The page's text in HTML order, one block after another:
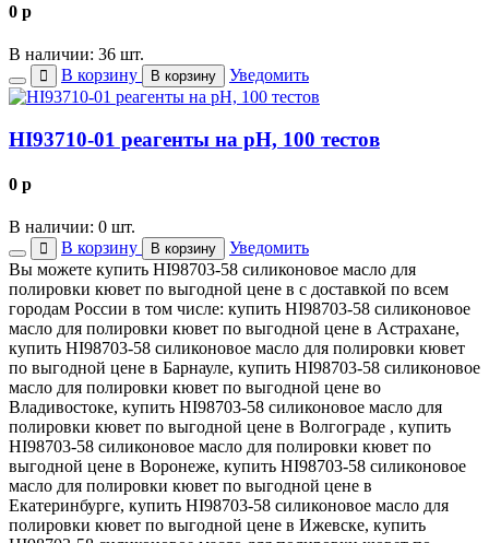
0 p
В наличии: 36 шт.
В корзину
В корзину Уведомить
HI93710-01 реагенты на рН, 100 тестов
0 p
В наличии: 0 шт.
В корзину
В корзину
Уведомить
Вы можете купить HI98703-58 силиконовое масло для
полировки кювет по выгодной цене в с доставкой по всем
городам России в том числе: купить HI98703-58 силиконовое
масло для полировки кювет по выгодной цене в Астрахане,
купить HI98703-58 силиконовое масло для полировки кювет
по выгодной цене в Барнауле, купить HI98703-58 силиконовое
масло для полировки кювет по выгодной цене во
Владивостоке, купить HI98703-58 силиконовое масло для
полировки кювет по выгодной цене в Волгограде , купить
HI98703-58 силиконовое масло для полировки кювет по
выгодной цене в Воронеже, купить HI98703-58 силиконовое
масло для полировки кювет по выгодной цене в
Екатеринбурге, купить HI98703-58 силиконовое масло для
полировки кювет по выгодной цене в Ижевске, купить